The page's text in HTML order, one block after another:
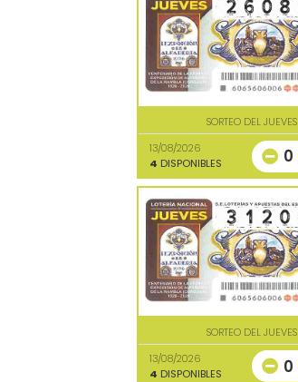
SORTEO DEL JUEVES
13/08/2026
4 DISPONIBLES 0
SORTEO DEL JUEVES
13/08/2026
4 DISPONIBLES 0